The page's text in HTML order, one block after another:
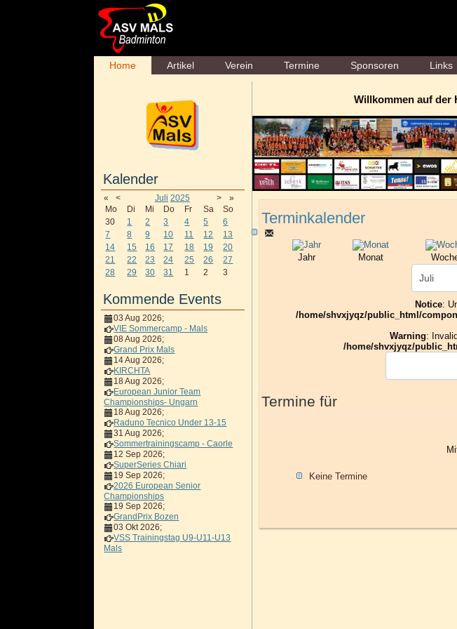
Home Artikel Verein Termine Sponsoren Links
Kalender
« < Juli 2025 >
»
Mo
Di Mi Do Fr Sa
So
30
1 2 3 4 5
6
7
8 9 10 11 12
13
14
15 16 17 18 19
20
21
22 23 24 25 26
27
28
29 30 31 1 2 3
Kommende Events
03 Aug 2026;
VIE Sommercamp - Mals
08 Aug 2026;
Grand Prix Mals
14 Aug 2026;
KIRCHTA
18 Aug 2026;
European Junior Team
Championships- Ungarn
18 Aug 2026;
Raduno Tecnico Under 13-15
31 Aug 2026;
Sommertrainingscamp - Caorle
12 Sep 2026;
SuperSeries Chiari
19 Sep 2026;
2026 European Senior
Championships
19 Sep 2026;
GrandPrix Bozen
03 Okt 2026;
VSS Trainingstag U9-U11-U13
Mals
Willkommen auf der
Terminkalender
Jahr Monat
Notice:
/home/shvxjyqz/public_html/
Warning:
/home/shvxjyqz/
Termine für
Keine Termine